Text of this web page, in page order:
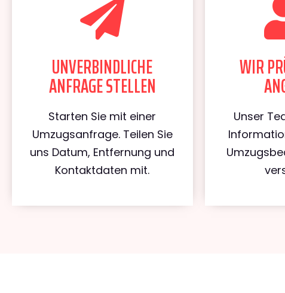
UNVERBINDLICHE
ANFRAGE STELLEN
Starten Sie mit einer
Umzugsanfrage. Teilen Sie
uns Datum, Entfernung und
Kontaktdaten mit.
WIR
Unser